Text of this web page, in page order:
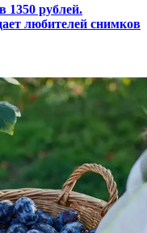
1350 рублей.
любителей снимков